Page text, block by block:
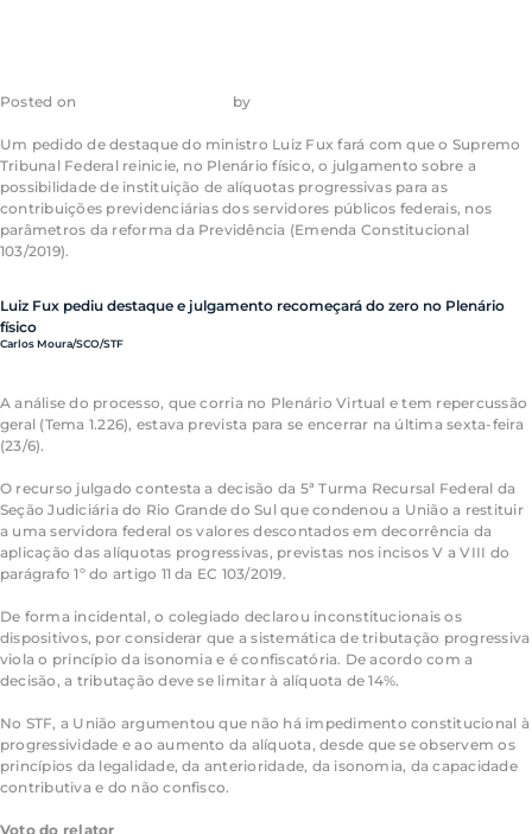
Posted on by
Um pedido de destaque do ministro Luiz Fux fará com que o Supremo
Tribunal Federal reinicie, no Plenário físico, o julgamento sobre a
possibilidade de instituição de alíquotas progressivas para as
contribuições previdenciárias dos servidores públicos federais, nos
parâmetros da reforma da Previdência (Emenda Constitucional
103/2019).
Luiz Fux pediu destaque e julgamento recomeçará do zero no Plenário
físico
Carlos Moura/SCO/STF
A análise do processo, que corria no Plenário Virtual e tem repercussão
geral (Tema 1.226), estava prevista para se encerrar na última sexta-feira
(23/6).
O recurso julgado contesta a decisão da 5ª Turma Recursal Federal da
Seção Judiciária do Rio Grande do Sul que condenou a União a restituir
a uma servidora federal os valores descontados em decorrência da
aplicação das alíquotas progressivas, previstas nos incisos V a VIII do
parágrafo 1º do artigo 11 da EC 103/2019.
De forma incidental, o colegiado declarou inconstitucionais os
dispositivos, por considerar que a sistemática de tributação progressiva
viola o princípio da isonomia e é confiscatória. De acordo com a
decisão, a tributação deve se limitar à alíquota de 14%.
No STF, a União argumentou que não há impedimento constitucional à
progressividade e ao aumento da alíquota, desde que se observem os
princípios da legalidade, da anterioridade, da isonomia, da capacidade
contributiva e do não confisco.
Voto do relator